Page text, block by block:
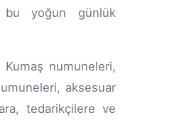
bu yoğun günlük
numuneleri,
aksesuar
tedarikçilere ve